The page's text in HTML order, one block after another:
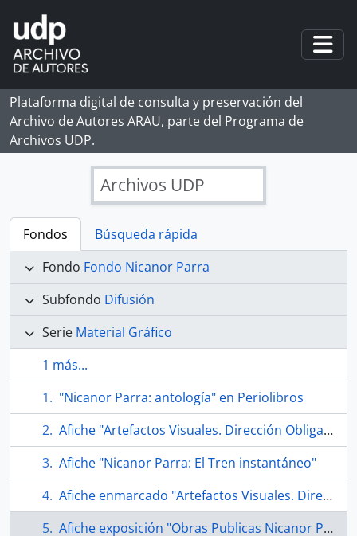
Skip to main content
Plataforma digital de consulta y preservación del
Archivo de Autores ARAU, parte del Programa de
Archivos UDP.
Archivos UDP
Fondos
Búsqueda rápida
Fondo Fondo Nicanor Parra
Subfondo Difusión
Serie Material Gráfico
1 más...
"Nicanor Parra: antología" en Periolibros
Afiche "Artefactos Visuales. Dirección Obligada"
Afiche "Nicanor Parra: El Tren instantáneo"
Afiche enmarcado "Artefactos Visuales. Dirección Obligada"
Afiche exposición "Obras Publicas Nicanor Parra 2006"